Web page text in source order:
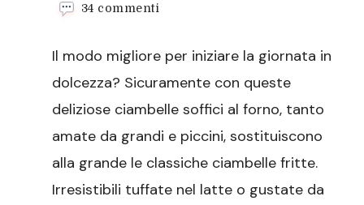
34 commenti
al
Il modo migliore per iniziare la giornata in
dolcezza? Sicuramente con queste
deliziose ciambelle soffici al forno, tanto
amate da grandi e piccini, sostituiscono
alla grande le classiche ciambelle fritte.
Irresistibili tuffate nel latte o gustate da